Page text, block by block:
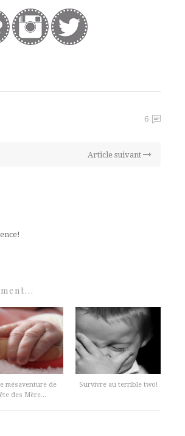
6
Article suivant
mésaventure de
des Mère...
Survivre au terrible two!